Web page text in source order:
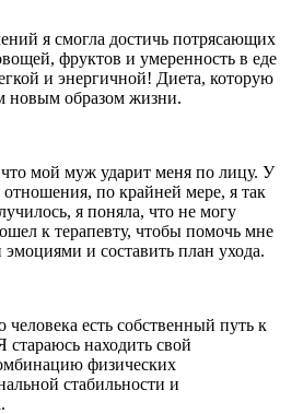
я смогла достичь потрясающих
фруктов и умеренность в еде
и энергичной! Диета, которую
новым образом жизни.
мой муж ударит меня по лицу. У
по крайней мере, я так
я поняла, что не могу
к терапевту, чтобы помочь мне
эмоциями и составить план ухода.
есть собственный путь к
стараюсь находить свой
физических
стабильности и